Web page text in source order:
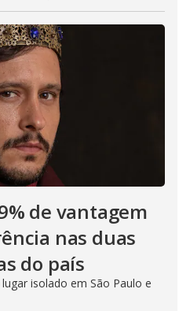
de vantagem
nas duas
do país
isolado em São Paulo e